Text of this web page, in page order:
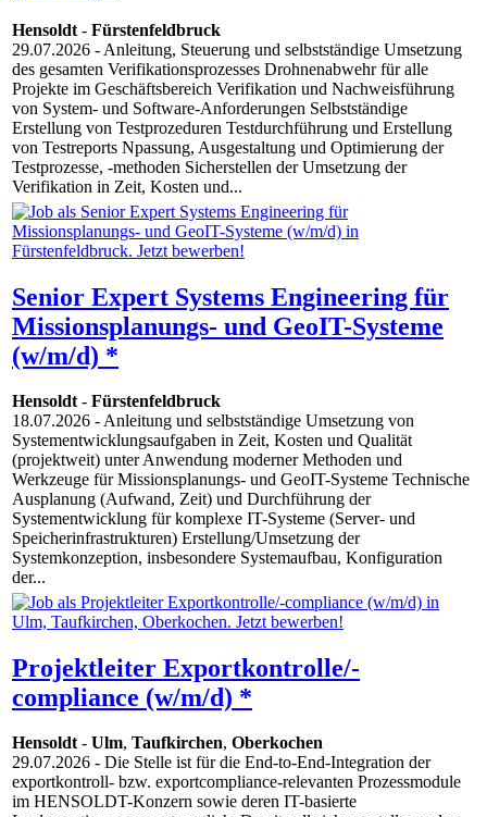
Hensoldt- Fürstenfeldbruck
29.07.2026 - Anleitung, Steuerung und selbstständige Umsetzung
des gesamten Verifikationsprozesses Drohnenabwehr für alle
Projekte im Geschäftsbereich Verifikation und Nachweisführung
von System- und Software-Anforderungen Selbstständige
Erstellung von Testprozeduren Testdurchführung und Erstellung
von Testreports Npassung, Ausgestaltung und Optimierung der
Testprozesse, -methoden Sicherstellen der Umsetzung der
Verifikation in Zeit, Kosten und...
Senior Expert Systems Engineering für
Missionsplanungs- und GeoIT-Systeme
(w/m/d) *
Hensoldt- Fürstenfeldbruck
18.07.2026 - Anleitung und selbstständige Umsetzung von
Systementwicklungsaufgaben in Zeit, Kosten und Qualität
(projektweit) unter Anwendung moderner Methoden und
Werkzeuge für Missionsplanungs- und GeoIT-Systeme Technische
Ausplanung (Aufwand, Zeit) und Durchführung der
Systementwicklung für komplexe IT-Systeme (Server- und
Speicherinfrastrukturen) Erstellung/Umsetzung der
Systemkonzeption, insbesondere Systemaufbau, Konfiguration
der...
Projektleiter Exportkontrolle/-
compliance (w/m/d) *
Hensoldt- Ulm, Taufkirchen, Oberkochen
29.07.2026 - Die Stelle ist für die End-to-End-Integration der
exportkontroll- bzw. exportcompliance-relevanten Prozessmodule
im HENSOLDT-Konzern sowie deren IT-basierte